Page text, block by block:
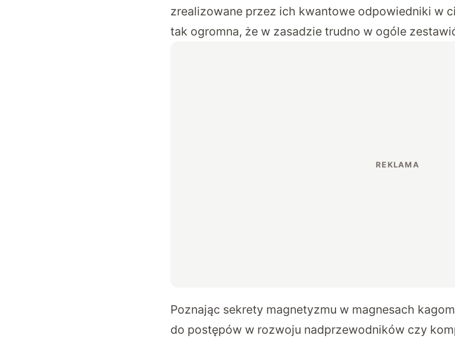
zrealizowane przez ich kwantowe odpowiedniki w
tak ogromna, że w zasadzie trudno w ogóle
Poznając sekrety magnetyzmu w magnesach
do postępów w rozwoju nadprzewodników czy